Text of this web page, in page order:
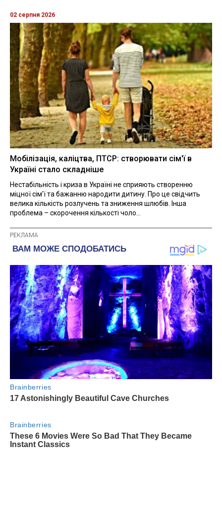
02 серпня 2026
Мобілізація, каліцтва, ПТСР: створювати сім'ї в
Україні стало складніше
Нестабільність і криза в Україні не сприяють створенню
міцної сім'ї та бажанню народити дитину. Про це свідчить
велика кількість розлучень та зниження шлюбів. Інша
проблема – скорочення кількості чоло...